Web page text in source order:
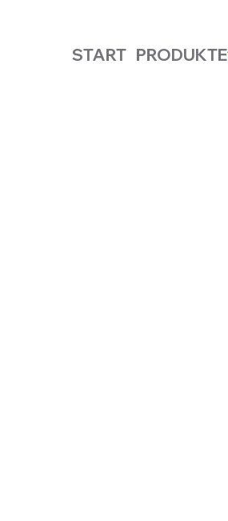
START PRODUKTE